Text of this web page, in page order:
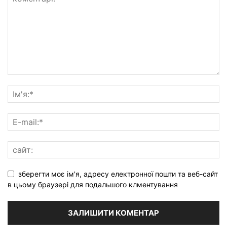
зберегти моє ім'я, адресу електронної пошти та веб-сайт
в цьому браузері для подальшого клментування